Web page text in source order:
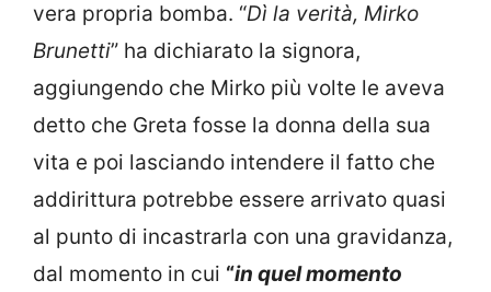
vera propria bomba. “Dì la verità, Mirko
Brunetti” ha dichiarato la signora,
aggiungendo che Mirko più volte le aveva
detto che Greta fosse la donna della sua
vita e poi lasciando intendere il fatto che
addirittura potrebbe essere arrivato quasi
al punto di incastrarla con una gravidanza,
dal momento in cui “in quel momento